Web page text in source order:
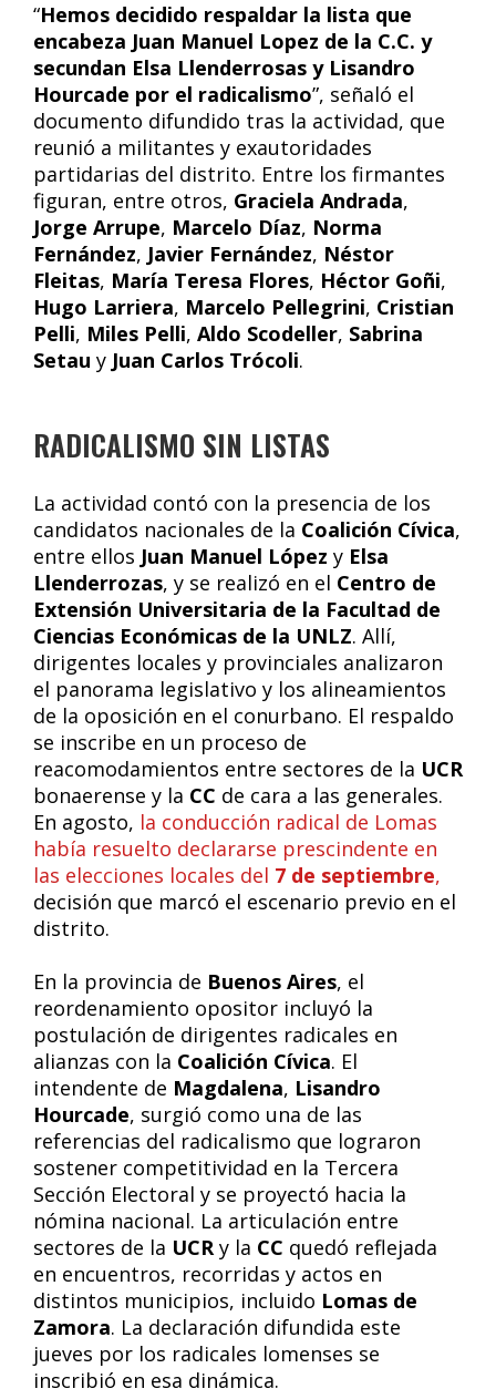
“Hemos decidido respaldar la lista que
encabeza Juan Manuel Lopez de la C.C. y
secundan Elsa Llenderrosas y Lisandro
Hourcade por el radicalismo”, señaló el
documento difundido tras la actividad, que
reunió a militantes y exautoridades
partidarias del distrito. Entre los firmantes
figuran, entre otros, Graciela Andrada,
Jorge Arrupe, Marcelo Díaz, Norma
Fernández, Javier Fernández, Néstor
Fleitas, María Teresa Flores, Héctor Goñi,
Hugo Larriera, Marcelo Pellegrini, Cristian
Pelli, Miles Pelli, Aldo Scodeller, Sabrina
Setau y Juan Carlos Trócoli.
RADICALISMO SIN LISTAS
La actividad contó con la presencia de los
candidatos nacionales de la Coalición Cívica,
entre ellos Juan Manuel López y Elsa
Llenderrozas, y se realizó en el Centro de
Extensión Universitaria de la Facultad de
Ciencias Económicas de la UNLZ. Allí,
dirigentes locales y provinciales analizaron
el panorama legislativo y los alineamientos
de la oposición en el conurbano. El respaldo
se inscribe en un proceso de
reacomodamientos entre sectores de la UCR
bonaerense y la CC de cara a las generales.
En agosto, la conducción radical de Lomas
había resuelto declararse prescindente en
las elecciones locales del 7 de septiembre,
decisión que marcó el escenario previo en el
distrito.
En la provincia de Buenos Aires, el
reordenamiento opositor incluyó la
postulación de dirigentes radicales en
alianzas con la Coalición Cívica. El
intendente de Magdalena, Lisandro
Hourcade, surgió como una de las
referencias del radicalismo que lograron
sostener competitividad en la Tercera
Sección Electoral y se proyectó hacia la
nómina nacional. La articulación entre
sectores de la UCRy la CC quedó reflejada
en encuentros, recorridas y actos en
distintos municipios, incluido Lomas de
Zamora. La declaración difundida este
jueves por los radicales lomenses se
inscribió en esa dinámica.